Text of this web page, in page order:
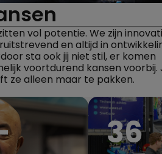
vol potentie. We zijn
en altijd in
sta ook jij niet stil, er komen
voortdurend kansen voorbij.
ze alleen maar te pakken.
36